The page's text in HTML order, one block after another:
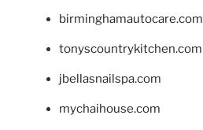
birminghamautocare.com
tonyscountrykitchen.com
jbellasnailspa.com
mychaihouse.com